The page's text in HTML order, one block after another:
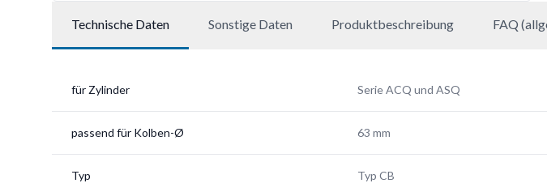
Technische Daten Sonstige Daten Produktbeschreibung FAQ
für Zylinder Serie ACQ und ASQ
passend für Kolben-Ø 63 mm
Typ Typ CB